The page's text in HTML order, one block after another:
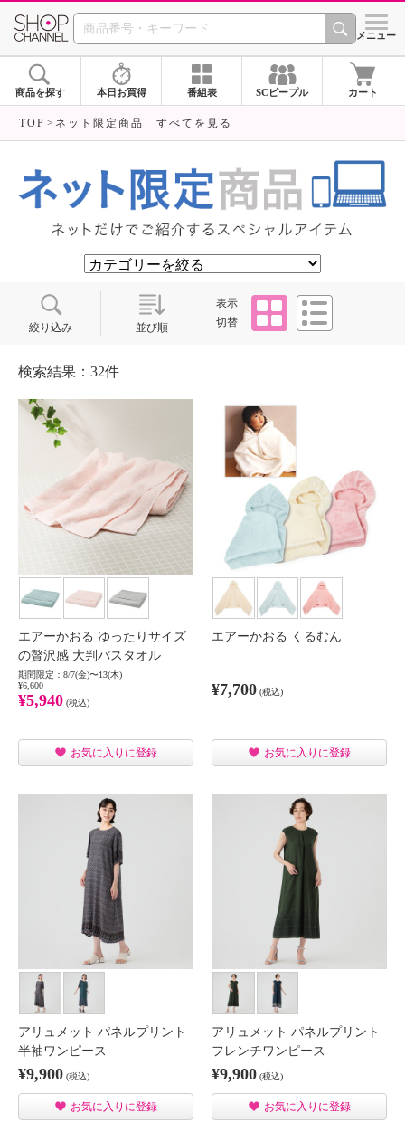
SHOP CHANNEL ショッ
メニュー
商品を探す 本日お買得 番組表 SCピープル カート
TOP ネット限定商品 すべてを見る
絞り込み 並び順
表示
切替
タイル
検索結果：32件
エアーかおる ゆったりサイズ
の贅沢感 大判バスタオル
期間限定：8/7(金)〜13(木)
¥6,600
¥5,940 (税込)
お気に入りに登録
エアーかおる くるむん
¥7,700 (税込)
お気に入りに登録
アリュメット パネルプリント
半袖ワンピース
¥9,900 (税込)
お気に入りに登録
アリュメット パネルプリント
フレンチワンピース
¥9,900 (税込)
お気に入りに登録